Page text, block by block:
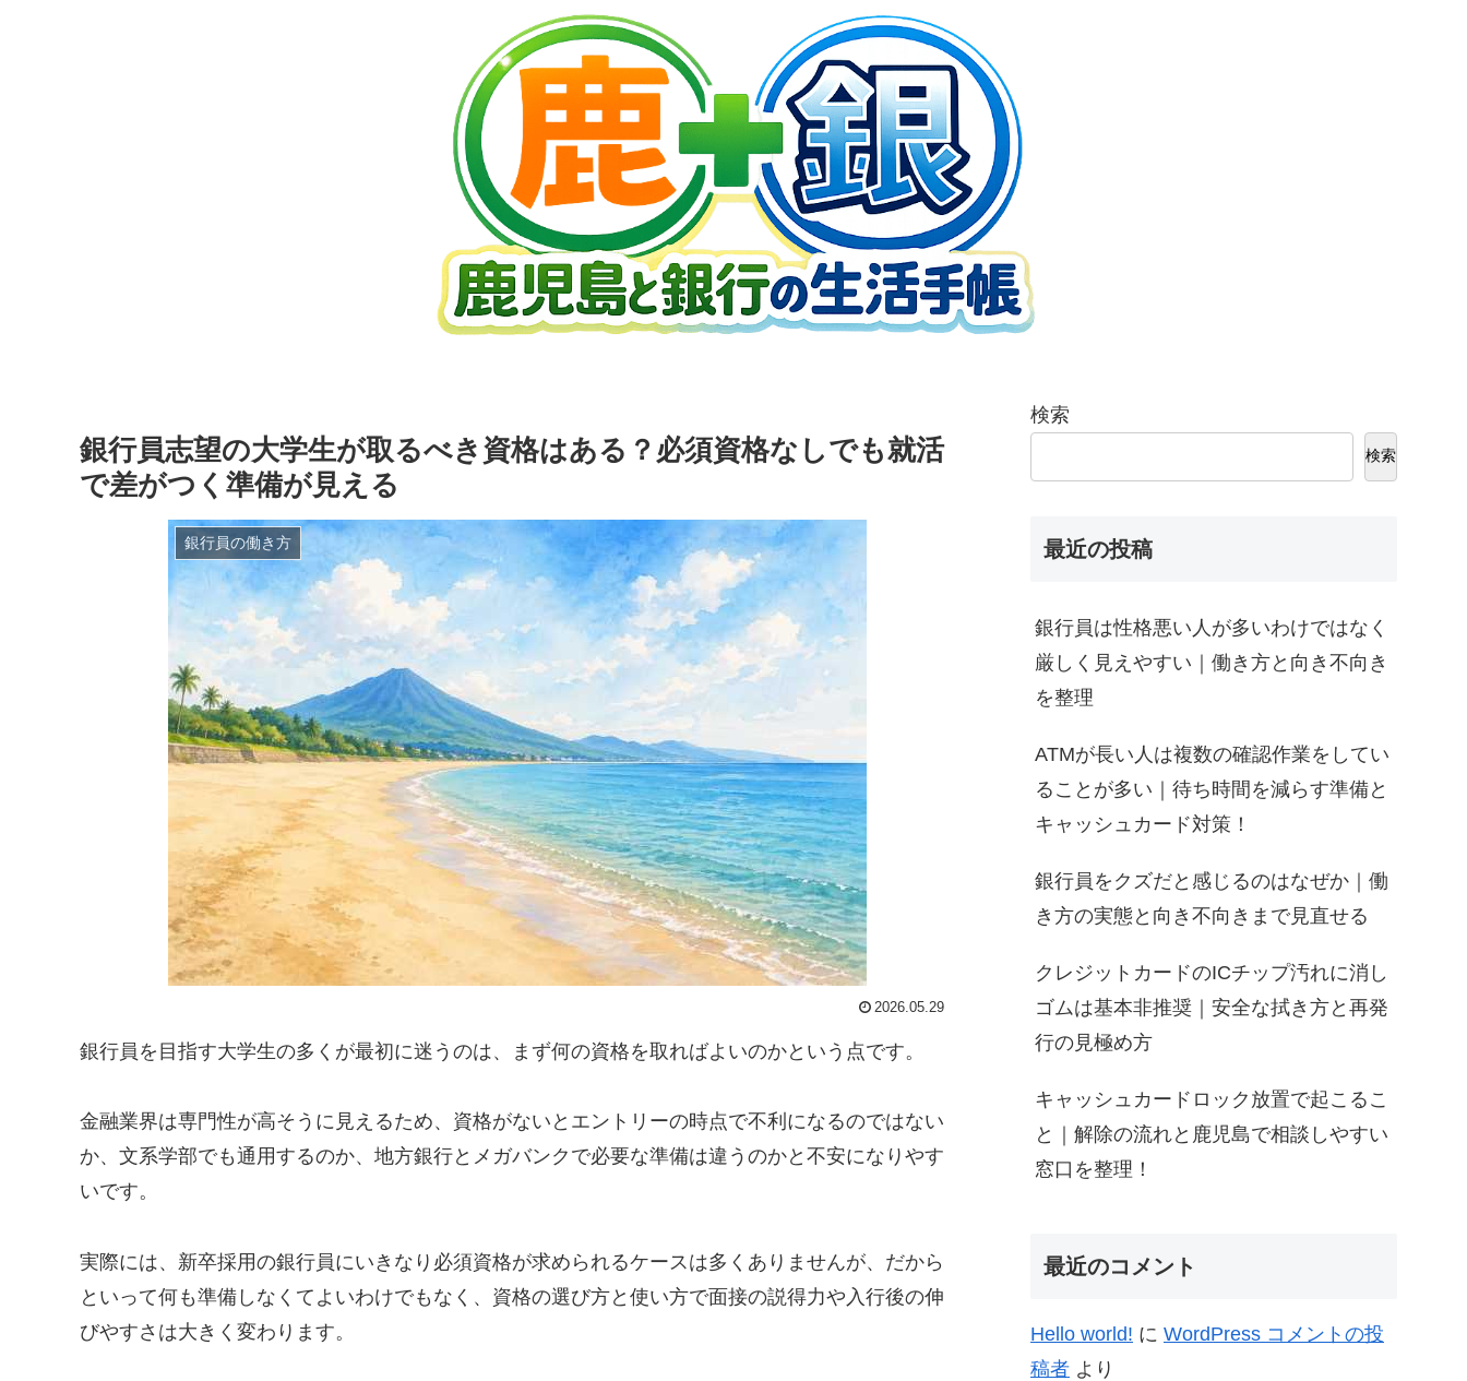
銀行員志望の大学生が取るべき資格はある？必須資格なしでも就活
で差がつく準備が見える
銀行員の働き方
2026.05.29
銀行員を目指す大学生の多くが最初に迷うのは、まず何の資格を取ればよいのかという点です。
金融業界は専門性が高そうに見えるため、資格がないとエントリーの時点で不利になるのではない
か、文系学部でも通用するのか、地方銀行とメガバンクで必要な準備は違うのかと不安になりやす
いです。
実際には、新卒採用の銀行員にいきなり必須資格が求められるケースは多くありませんが、だから
といって何も準備しなくてよいわけでもなく、資格の選び方と使い方で面接の説得力や入行後の伸
びやすさは大きく変わります。
検索
検索
最近の投稿
銀行員は性格悪い人が多いわけではなく
厳しく見えやすい｜働き方と向き不向き
を整理
ATMが長い人は複数の確認作業をしてい
ることが多い｜待ち時間を減らす準備と
キャッシュカード対策！
銀行員をクズだと感じるのはなぜか｜働
き方の実態と向き不向きまで見直せる
クレジットカードのICチップ汚れに消し
ゴムは基本非推奨｜安全な拭き方と再発
行の見極め方
キャッシュカードロック放置で起こるこ
と｜解除の流れと鹿児島で相談しやすい
窓口を整理！
最近のコメント
Hello world! に WordPress コメントの投
稿者 より